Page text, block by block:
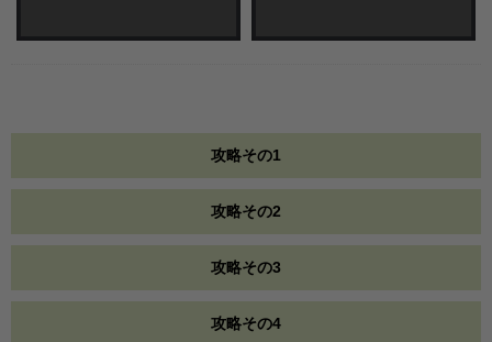
攻略その1
攻略その2
攻略その3
攻略その4